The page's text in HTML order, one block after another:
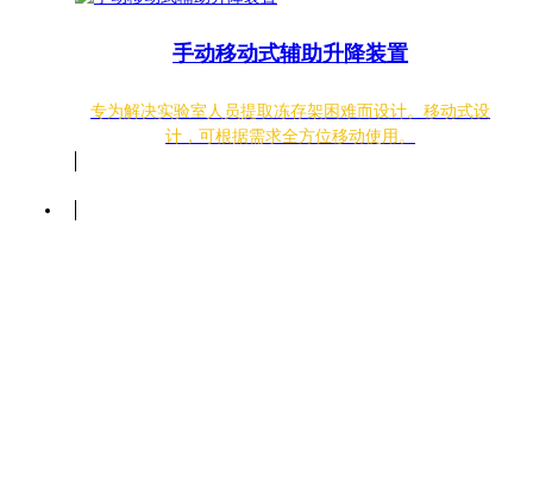
手动移动式辅助升降装置
专为解决实验室人员提取冻存架困难而设计。移动式设
计，可根据需求全方位移动使用。